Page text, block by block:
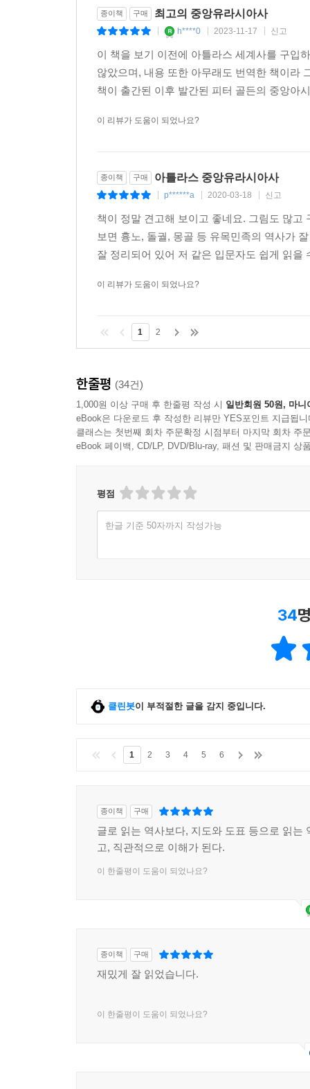
도판 출처
참고문헌
종이책 구매 최고의 중앙유라시아사
h****0 2023-11-17 신고
이 책을 보기 이전에 아틀라스 세계사를 구입
않았으며, 내용 또한 아무래도 번역한 책이라
책이 출간된 이후 발간된 피터 골든의 중앙아
이 리뷰가 도움이 되었나요?
종이책 구매 아틀라스 중앙유라시아사
p******a 2020-03-18 신고
책이 정말 견고해 보이고 좋네요. 그림도 많
보면 흉노, 돌궐, 몽골 등 유목민족의 역사가
잘 정리되어 있어 저 같은 입문자도 쉽게 읽
이 리뷰가 도움이 되었나요?
1 2
한줄평 (34건)
1,000원 이상 구매 후 한줄평 작성 시 일반회원 50원, 마니
eBook은 다운로드 후 작성한 리뷰만 YES포인트 지급됩니
클래스는 첫번째 회차 주문확정 시점부터 마지막 회차 주
eBook 페이백, CD/LP, DVD/Blu-ray, 패션 및 판매금지 상
평점
한글 기준 50자까지 작성가능
34
클린봇이 부적절한 글을 감지 중입니다.
1 2 3 4 5 6
종이책 구매
글로 읽는 역사보다, 지도와 도표 등으로 읽는
고, 직관적으로 이해가 된다.
이 한줄평이 도움이 되었나요?
종이책 구매
재밌게 잘 읽었습니다.
이 한줄평이 도움이 되었나요?